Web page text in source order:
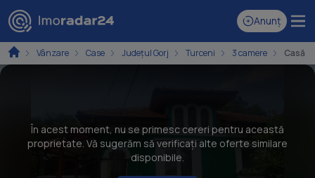
Anunț
Vânzare Case Județul Gorj Turceni 3 camere Casă
În acest moment, nu se primesc cereri pentru această
proprietate. Vă sugerăm să verificați alte oferte similare
disponibile.